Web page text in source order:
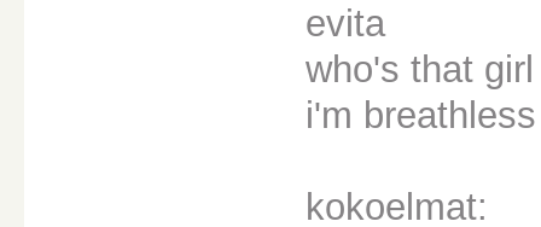
evita
who's that girl
i'm breathless
kokoelmat: